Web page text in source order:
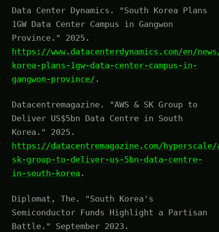
Data Center Dynamics. "South Korea Plans
1GW Data Center Campus in Gangwon
Province." 2025.
https://www.datacenterdynamics.com/en/
korea-plans-1gw-data-center-campus-in-
gangwon-province/ .
Datacentremagazine. "AWS & SK Group to
Deliver US$5bn Data Centre in South
Korea." 2025.
https://datacentremagazine.com/hyperscale/
sk-group-to-deliver-us-5bn-data-centre-
in-south-korea .
Diplomat, The. "South Korea's
Semiconductor Funds Highlight a Partisan
Battle." September 2023.